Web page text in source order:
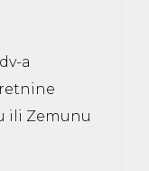
a
ili Zemunu